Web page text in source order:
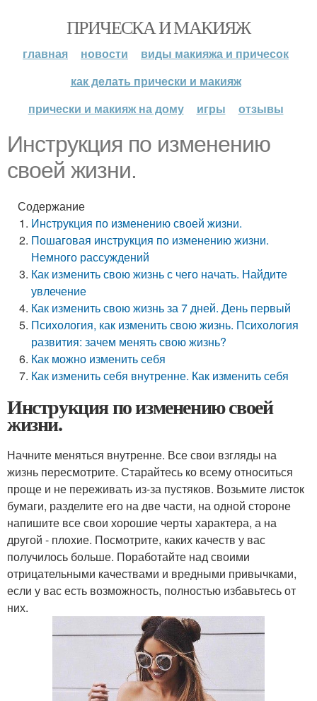
ПРИЧЕСКА И МАКИЯЖ
главная новости
виды макияжа и причесок
как делать прически и макияж
прически и макияж на дому
игры отзывы
Инструкция по изменению
своей жизни.
Содержание
Инструкция по изменению своей жизни.
Пошаговая инструкция по изменению жизни.
Немного рассуждений
Как изменить свою жизнь с чего начать. Найдите
увлечение
Как изменить свою жизнь за 7 дней. День первый
Психология, как изменить свою жизнь. Психология
развития: зачем менять свою жизнь?
Как можно изменить себя
Как изменить себя внутренне. Как изменить себя
Инструкция по изменению своей
жизни.
Начните меняться внутренне. Все свои взгляды на
жизнь пересмотрите. Старайтесь ко всему относиться
проще и не переживать из-за пустяков. Возьмите листок
бумаги, разделите его на две части, на одной стороне
напишите все свои хорошие черты характера, а на
другой - плохие. Посмотрите, каких качеств у вас
получилось больше. Поработайте над своими
отрицательными качествами и вредными привычками,
если у вас есть возможность, полностью избавьтесь от
них.